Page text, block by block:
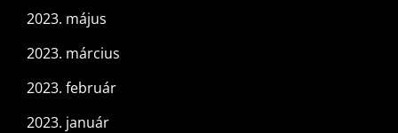
2023. május
2023. március
2023. február
2023. január